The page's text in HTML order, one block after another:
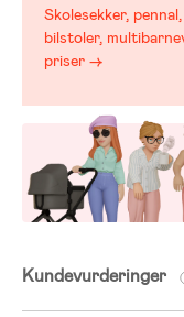
Skolesekker,
bilstoler,
priser →
Kundevurderinger